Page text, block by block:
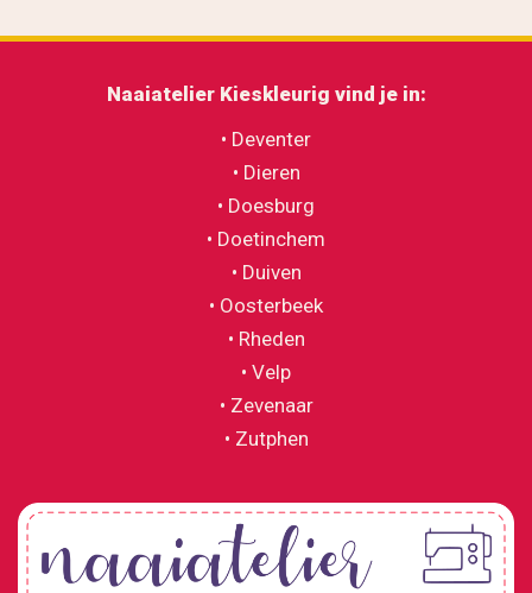
Naaiatelier Kieskleurig vind je in:
• Deventer
• Dieren
• Doesburg
• Doetinchem
• Duiven
• Oosterbeek
• Rheden
• Velp
• Zevenaar
• Zutphen